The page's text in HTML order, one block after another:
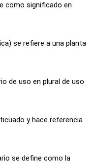
como significado en
se refiere a una planta
de uso en plural de uso
y hace referencia
se define como la